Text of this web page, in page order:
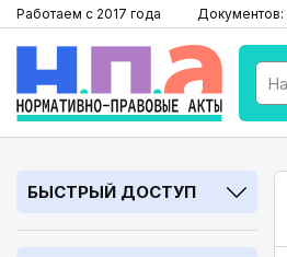
Работаем с 2017 года Документов:
БЫСТРЫЙ ДОСТУП